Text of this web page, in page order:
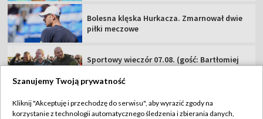
Bolesna klęska Hurkacza. Zmarnował dwie
piłki meczowe
Sportowy wieczór 07.08. (gość: Bartłomiej
Polak przepłynął Bałtyk. "Modliłem się, żeby
nie stracić świadomości"
Szanujemy Twoją prywatność
Kliknij "Akceptuję i przechodzę do serwisu", aby wyrazić zgody na
korzystanie z technologii automatycznego śledzenia i zbierania danych,